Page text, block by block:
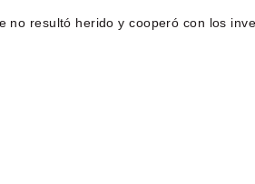
no resultó herido y cooperó con los